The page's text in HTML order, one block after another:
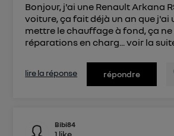
Bonjour, j'ai une Renault Arkana
voiture, ça fait déjà un an que
mettre le chauffage à fond, ça
réparations en charg...voir la
lire la réponse répondre
Bibi84